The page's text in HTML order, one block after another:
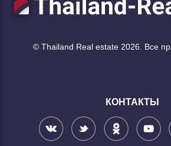
© Thailand Real estate 2026. Все
КОНТАКТЫ